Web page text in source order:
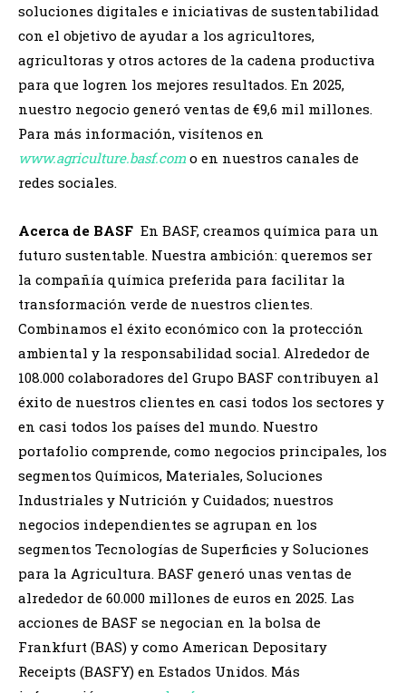
soluciones digitales e iniciativas de sustentabilidad
con el objetivo de ayudar a los agricultores,
agricultoras y otros actores de la cadena productiva
para que logren los mejores resultados. En 2025,
nuestro negocio generó ventas de €9,6 mil millones.
Para más información, visítenos en
www.agriculture.basf.com o en nuestros canales de
redes sociales.
Acerca de BASF En BASF, creamos química para un
futuro sustentable. Nuestra ambición: queremos ser
la compañía química preferida para facilitar la
transformación verde de nuestros clientes.
Combinamos el éxito económico con la protección
ambiental y la responsabilidad social. Alrededor de
108.000 colaboradores del Grupo BASF contribuyen al
éxito de nuestros clientes en casi todos los sectores y
en casi todos los países del mundo. Nuestro
portafolio comprende, como negocios principales, los
segmentos Químicos, Materiales, Soluciones
Industriales y Nutrición y Cuidados; nuestros
negocios independientes se agrupan en los
segmentos Tecnologías de Superficies y Soluciones
para la Agricultura. BASF generó unas ventas de
alrededor de 60.000 millones de euros en 2025. Las
acciones de BASF se negocian en la bolsa de
Frankfurt (BAS) y como American Depositary
Receipts (BASFY) en Estados Unidos. Más